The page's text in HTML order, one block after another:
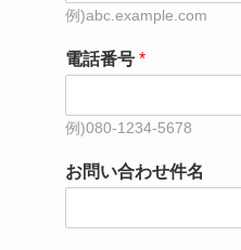
電話番号*
お問い合わせ件名